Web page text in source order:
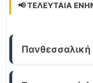
📢 ΤΕΛΕΥΤΑΊΑ
Πανθεσσαλική